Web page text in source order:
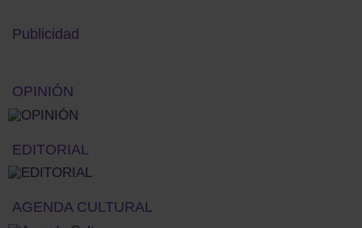
Publicidad
OPINIÓN
EDITORIAL
AGENDA CULTURAL